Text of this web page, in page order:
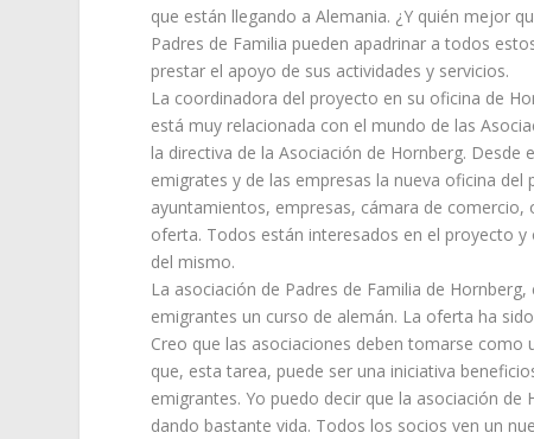
que están llegando a Alemania. ¿Y quién mejor
Padres de Familia pueden apadrinar a todos
prestar el apoyo de sus actividades y servicios.
La coordinadora del proyecto en su oficina de
está muy relacionada con el mundo de las
la directiva de la Asociación de Hornberg.
emigrates y de las empresas la nueva oficina
ayuntamientos, empresas, cámara de
oferta. Todos están interesados en el proyecto
del mismo.
La asociación de Padres de Familia de
emigrantes un curso de alemán. La oferta ha
Creo que las asociaciones deben tomarse
que, esta tarea, puede ser una iniciativa
emigrantes. Yo puedo decir que la asociación
dando bastante vida. Todos los socios ven un